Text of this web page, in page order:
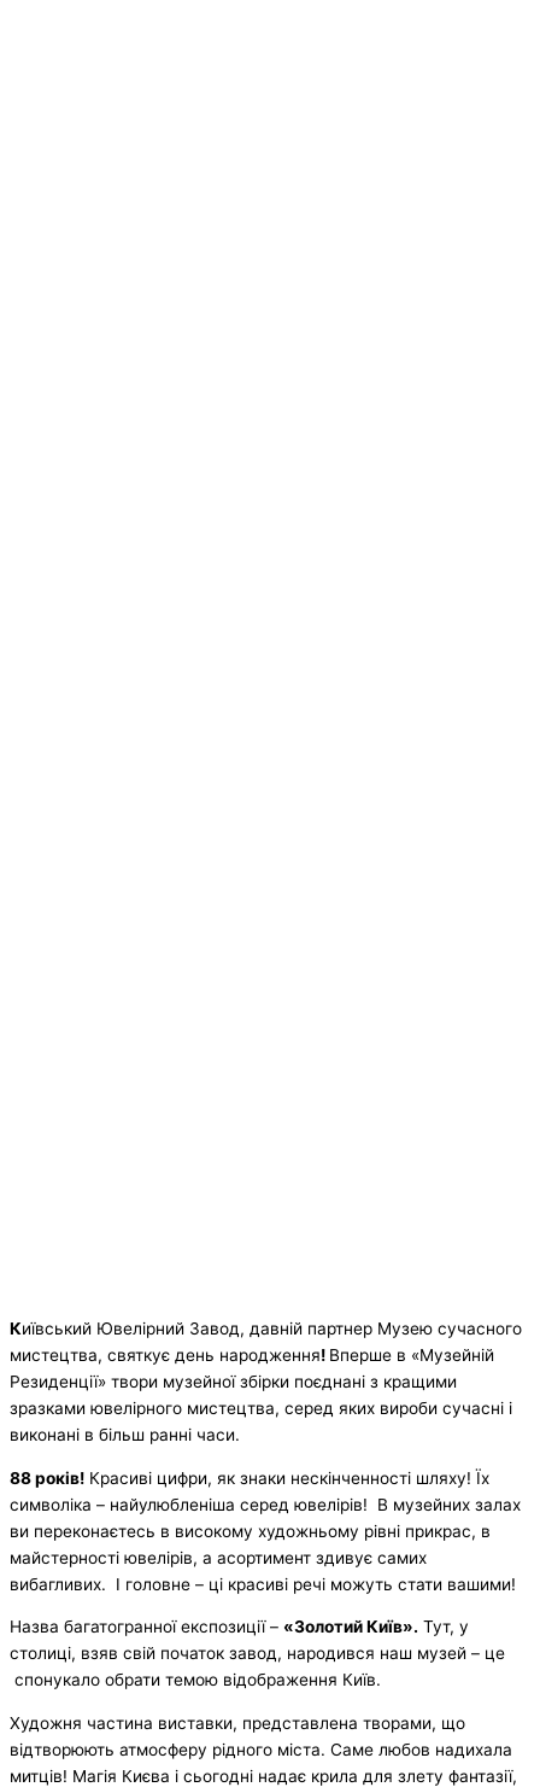
Київський Ювелірний Завод, давній партнер Музею сучасного
мистецтва, святкує день народження! Вперше в «Музейній
Резиденції» твори музейної збірки поєднані з кращими
зразками ювелірного мистецтва, серед яких вироби сучасні і
виконані в більш ранні часи.
88 років! Красиві цифри, як знаки нескінченності шляху! Їх
символіка – найулюбленіша серед ювелірів! В музейних залах
ви переконаєтесь в високому художньому рівні прикрас, в
майстерності ювелірів, а асортимент здивує самих
вибагливих. І головне – ці красиві речі можуть стати вашими!
Назва багатогранної експозиції – «Золотий Київ». Тут, у
столиці, взяв свій початок завод, народився наш музей – це
спонукало обрати темою відображення Київ.
Художня частина виставки, представлена творами, що
відтворюють атмосферу рідного міста. Саме любов надихала
митців! Магія Києва і сьогодні надає крила для злету фантазії,